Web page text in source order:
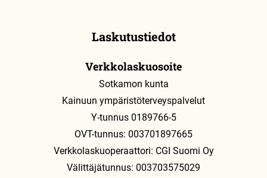
Laskutustiedot
Verkkolaskuosoite
Sotkamon kunta
Kainuun ympäristöterveyspalvelut
Y-tunnus 0189766-5
OVT-tunnus: 003701897665
Verkkolaskuoperaattori: CGI Suomi Oy
Välittäjätunnus: 003703575029